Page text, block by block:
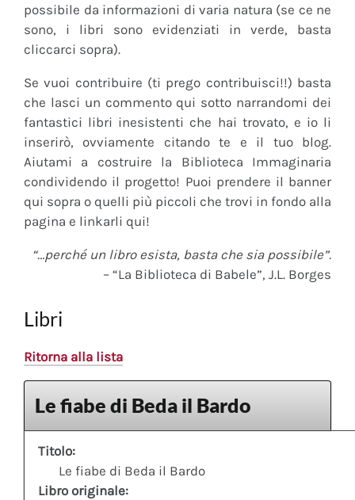
possibile da informazioni di varia natura (se ce ne
sono, i libri sono evidenziati in verde, basta
cliccarci sopra).
Se vuoi contribuire (ti prego contribuisci!!) basta
che lasci un commento qui sotto narrandomi dei
fantastici libri inesistenti che hai trovato, e io li
inserirò, ovviamente citando te e il tuo blog.
Aiutami a costruire la Biblioteca Immaginaria
condividendo il progetto! Puoi prendere il banner
qui sopra o quelli più piccoli che trovi in fondo alla
pagina e linkarli qui!
“…perché un libro esista, basta che sia possibile”.
– “La Biblioteca di Babele”, J.L. Borges
Libri
Ritorna alla lista
Le fiabe di Beda il Bardo
Titolo:
Le fiabe di Beda il Bardo
Libro originale: